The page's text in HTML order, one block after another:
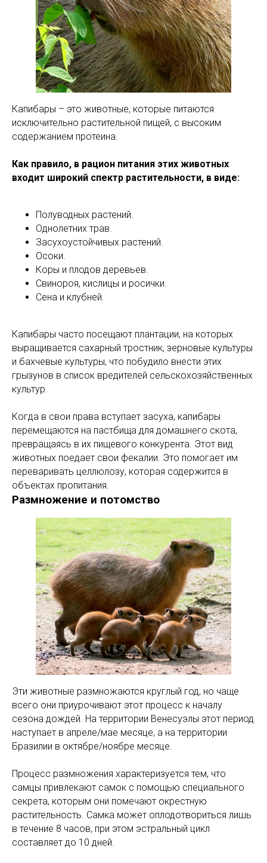
Капибары – это животные, которые питаются
исключительно растительной пищей, с высоким
содержанием протеина.
Как правило, в рацион питания этих животных
входит широкий спектр растительности, в виде:
Полуводных растений.
Однолетних трав.
Засухоустойчивых растений.
Осоки.
Коры и плодов деревьев.
Свинороя, кислицы и росички.
Сена и клубней.
Капибары часто посещают плантации, на которых
выращивается сахарный тростник, зерновые культуры
и бахчевые культуры, что побудило внести этих
грызунов в список вредителей сельскохозяйственных
культур.
Когда в свои права вступает засуха, капибары
перемещаются на пастбища для домашнего скота,
превращаясь в их пищевого конкурента. Этот вид
животных поедает свои фекалии. Это помогает им
переваривать целлюлозу, которая содержится в
объектах пропитания.
Размножение и потомство
Эти животные размножаются круглый год, но чаще
всего они приурочивают этот процесс к началу
сезона дождей. На территории Венесуэлы этот период
наступает в апреле/мае месяце, а на территории
Бразилии в октябре/ноябре месяце.
Процесс размножения характеризуется тем, что
самцы привлекают самок с помощью специального
секрета, которым они помечают окрестную
растительность. Самка может оплодотвориться лишь
в течение 8 часов, при этом эстральный цикл
составляет до 10 дней.